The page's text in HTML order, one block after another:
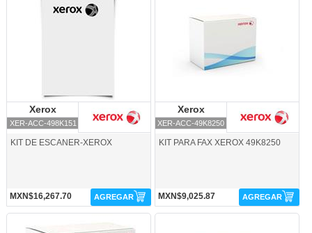
Xerox
XER-ACC-498K151
KIT DE ESCANER-XEROX
MXN$16,267.70 AGREGAR
Xerox
XER-ACC-49K8250
KIT PARA FAX XEROX 49K8250
MXN$9,025.87 AGREGAR